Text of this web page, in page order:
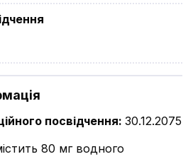
посвідчення: 30.12.2075
80 мг водного